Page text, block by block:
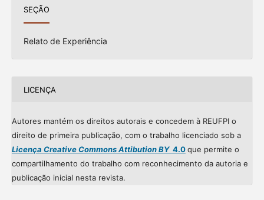
SEÇÃO
Relato de Experiência
LICENÇA
Autores mantém os direitos autorais e concedem à REUFPI o
direito de primeira publicação, com o trabalho licenciado sob a
Licença Creative Commons Attibution BY4.0que permite o
compartilhamento do trabalho com reconhecimento da autoria e
publicação inicial nesta revista.